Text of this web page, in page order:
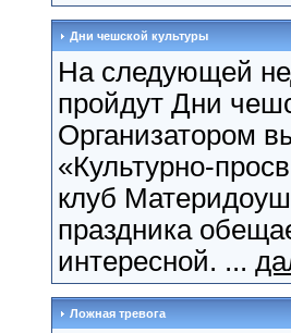
Дни чешской культуры
На следующей
пройдут Дни
Организатором
«Культурно-
клуб
праздника
интересной. ...
Ложная тревога